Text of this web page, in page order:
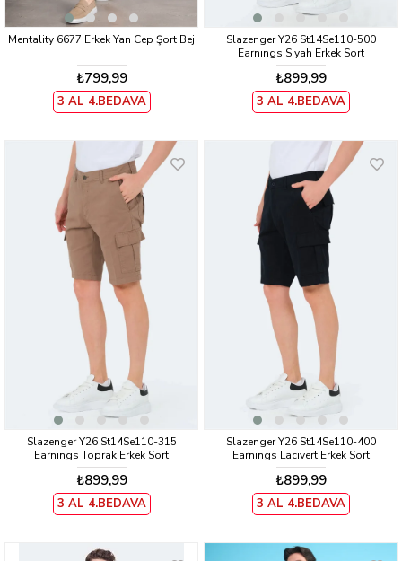
Mentality 6677 Erkek Yan Cep Şort Bej
₺799,99
3 AL 4.BEDAVA
Slazenger Y26 St14Se110-500
Earnıngs Sıyah Erkek Sort
₺899,99
3 AL 4.BEDAVA
Slazenger Y26 St14Se110-315
Earnıngs Toprak Erkek Sort
₺899,99
3 AL 4.BEDAVA
Slazenger Y26 St14Se110-400
Earnıngs Lacıvert Erkek Sort
₺899,99
3 AL 4.BEDAVA